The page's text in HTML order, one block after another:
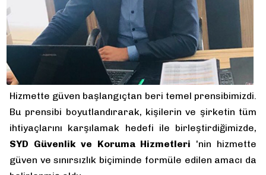
Hizmette güven başlangıçtan beri temel prensibimizdi.
Bu prensibi boyutlandırarak, kişilerin ve şirketin tüm
ihtiyaçlarını karşılamak hedefi ile birleştirdiğimizde,
SYD Güvenlik ve Koruma Hizmetleri 'nin hizmette
güven ve sınırsızlık biçiminde formüle edilen amacı da